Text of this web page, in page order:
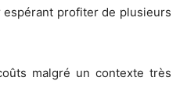
espérant profiter de plusieurs
malgré un contexte très